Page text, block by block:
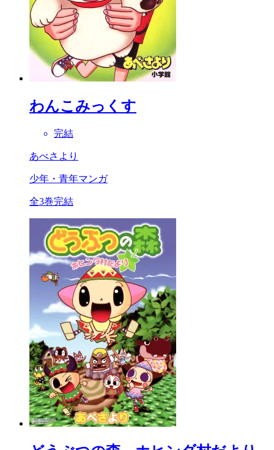
わんこみっくす
完結
あべさより
少年・青年マンガ
全3巻完結